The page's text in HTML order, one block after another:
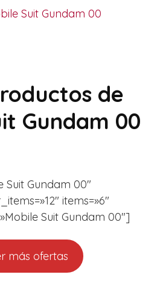
Suit Gundam 00
de
Gundam 00
Gundam 00″
items=»6″
Suit Gundam 00″]
más ofertas